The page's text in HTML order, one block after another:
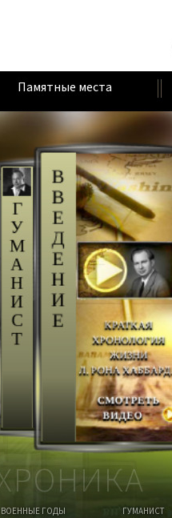
Памятные места
КРАТКАЯ
ХРОНОЛОГИЯ
ЖИЗНИ
Л. РОНА
СМОТРЕТЬ
ВИДЕО
В
В
Е
Д
Е
Н
И
Е
Г
У
М
А
Н
И
С
Т
ВОЕННЫЕ ГОДЫ
ГУМАНИСТ